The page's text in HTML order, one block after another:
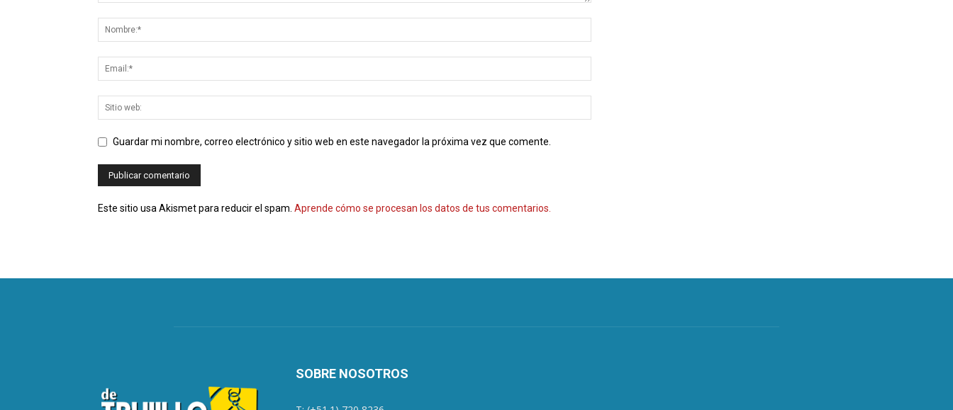
Guardar mi nombre, correo electrónico y sitio web en este navegador la próxima vez que comente.
Este sitio usa Akismet para reducir el spam. Aprende cómo se procesan los datos de tus comentarios.
SOBRE NOSOTROS